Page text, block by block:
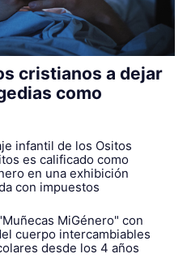
cristianos a dejar
como
infantil de los Ositos
es calificado como
en una exhibición
con impuestos
MiGénero" con
cuerpo intercambiables
desde los 4 años